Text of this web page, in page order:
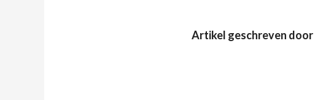
Artikel geschreven door